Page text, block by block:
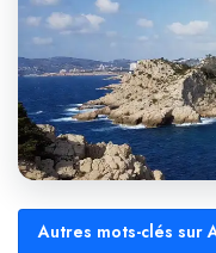
Autres mots-clés sur